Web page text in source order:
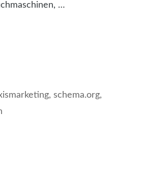
…
, schema.org,